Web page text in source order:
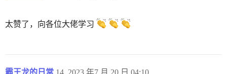
太赞了，向各位大佬学习